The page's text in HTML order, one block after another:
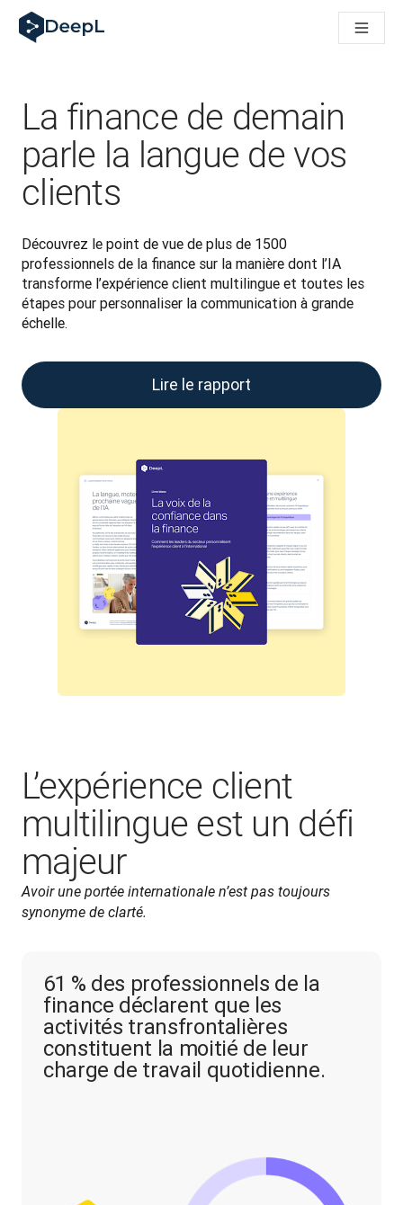
DeepL pour agents IA
Translation Flow de DeepL : des nouveaux processus
Décoder la notion de confiance dans l'IA linguistique pour
Évaluation qualité traduction chez DeepL
De la traduction de texte à la traduction vocale en temps réel
Building an instantly accessible voice demo with DeepL
La finance de demain
parle la langue de vos
clients
Découvrez le point de vue de plus de 1500
professionnels de la finance sur la manière dont l’IA
transforme l’expérience client multilingue et toutes les
étapes pour personnaliser la communication à grande
échelle.
Lire le rapport
L’expérience client
multilingue est un défi
majeur
Avoir une portée internationale n’est pas toujours
synonyme de clarté.
61 % des professionnels de la
finance déclarent que les
activités transfrontalières
constituent la moitié de leur
charge de travail quotidienne.